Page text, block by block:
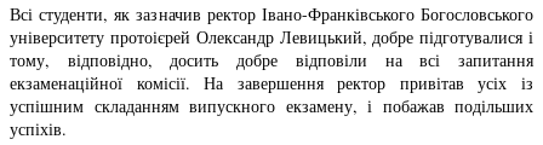
Всі студенти, як зазначив ректор Івано-Франківського Богословського
університету протоієрей Олександр Левицький, добре підготувалися і
тому, відповідно, досить добре відповіли на всі запитання
екзаменаційної комісії. На завершення ректор привітав усіх із
успішним складанням випускного екзамену, і побажав подільших
успіхів.